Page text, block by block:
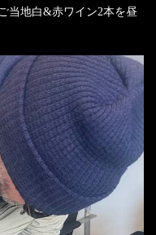
当地白&赤ワイン2本を昼